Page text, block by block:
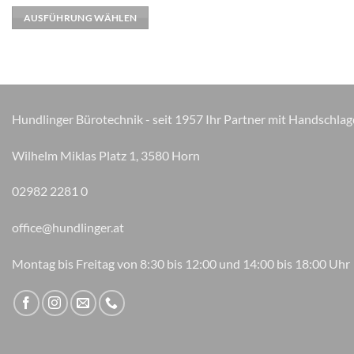
AUSFÜHRUNG WÄHLEN
weist
mehrere
können
der
gewählt
Hundlinger Bürotechnik - seit 1957 Ihr Partner mit
Wilhelm Miklas Platz 1, 3580 Horn
02982 2281 0
office@hundlinger.at
Montag bis Freitag von 8:30 bis 12:00 und 14:00 bis 18:00 Uhr